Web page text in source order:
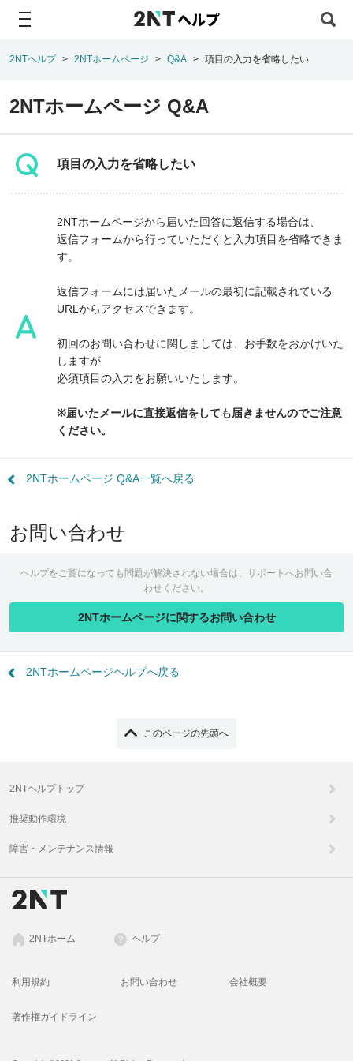
ヘルプ
2NTヘルプ 2NTホームページ Q&A 項目の入力を省略したい
2NTホームページ Q&A
項目の入力を省略したい
2NTホームページから届いた回答に返信する場合は、
返信フォームから行っていただくと入力項目を省略できま
す。
返信フォームには届いたメールの最初に記載されている
URLからアクセスできます。
初回のお問い合わせに関しましては、お手数をおかけいた
しますが
必須項目の入力をお願いいたします。
※届いたメールに直接返信をしても届きませんのでご注意
ください。
2NTホームページ Q&A一覧へ戻る
お問い合わせ
ヘルプをご覧になっても問題が解決されない場合は、サポートへお問い合
わせください。
2NTホームページに関するお問い合わせ
2NTホームページヘルプへ戻る
このページの先頭へ
2NTヘルプトップ
推奨動作環境
障害・メンテナンス情報
2NTホーム ヘルプ
利用規約 お問い合わせ 会社概要
著作権ガイドライン